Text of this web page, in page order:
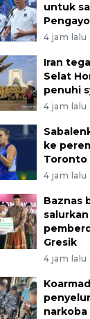
untuk
4 jam lalu
Iran
Selat
penuhi
4 jam lalu
ke
Toronto
4 jam lalu
Baznas
Gresik
4 jam lalu
narkoba